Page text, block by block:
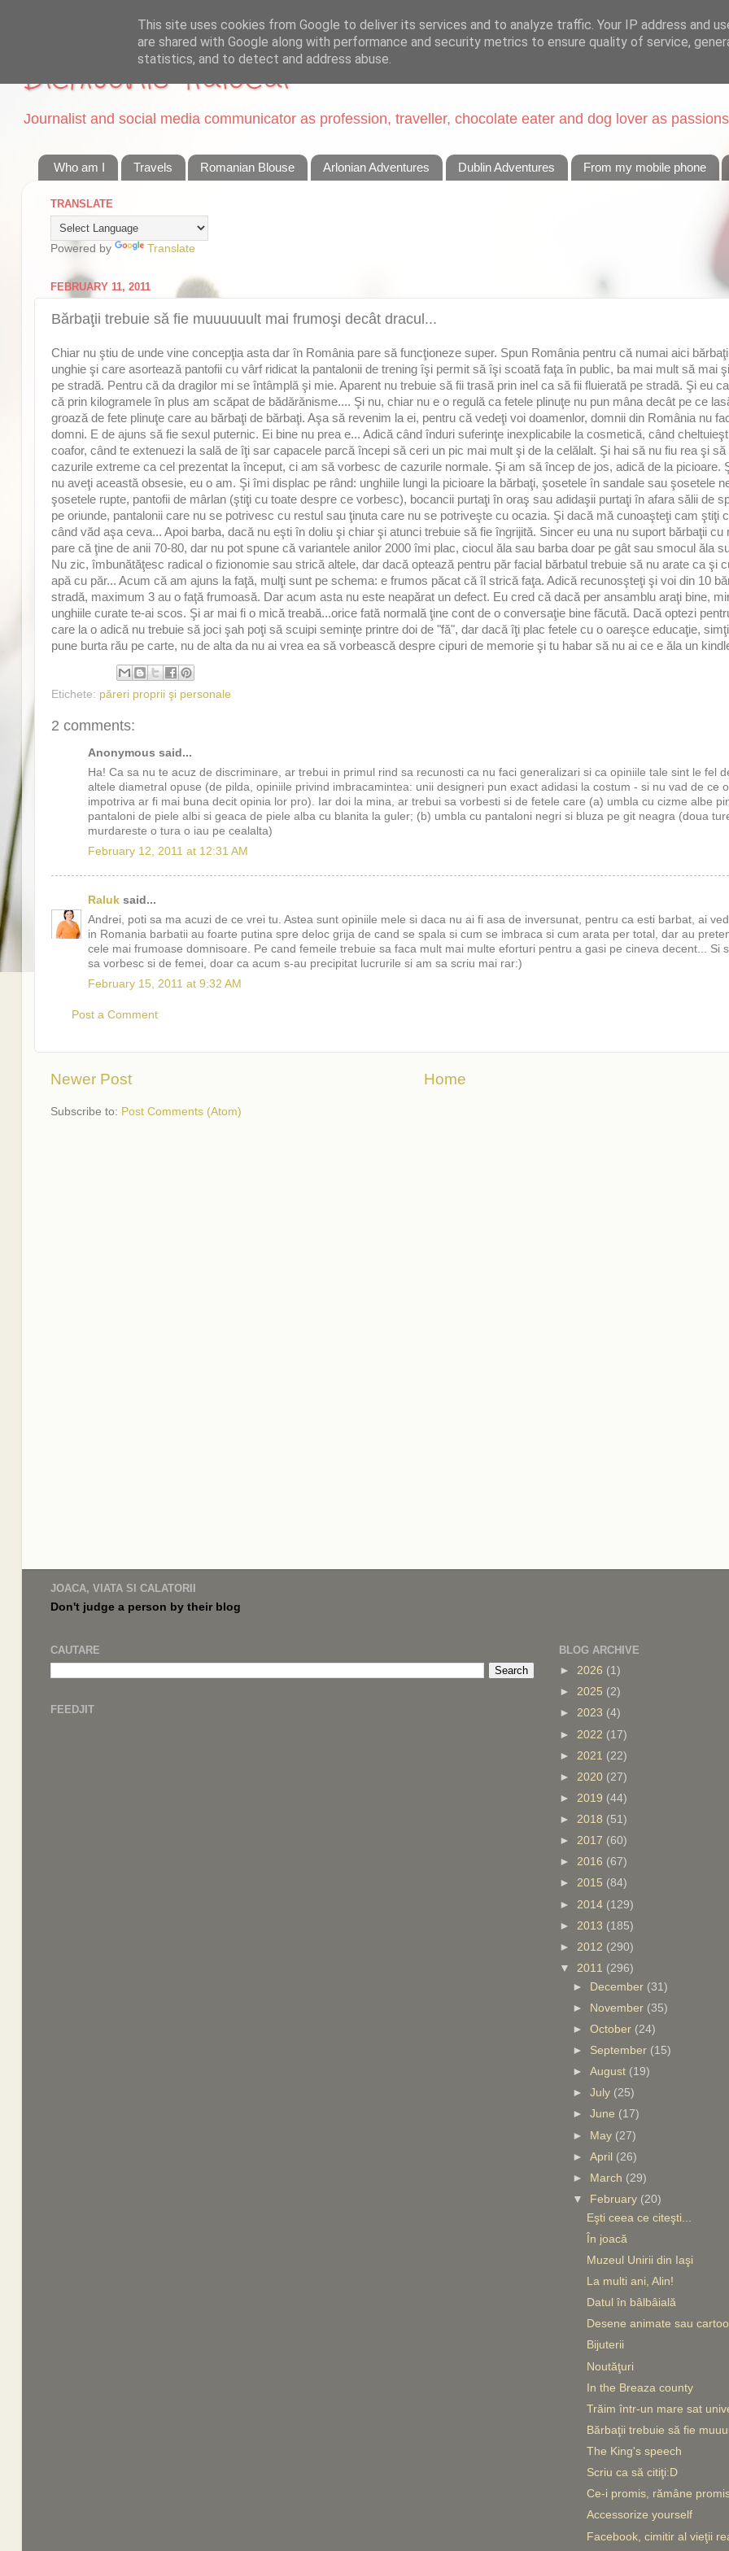
Dichisurile Ralucai
Journalist and social media communicator as profession, traveller, chocolate eater and dog lover as passions
Who am I Travels Romanian Blouse Arlonian Adventures Dublin Adventures From my mobile phone
TRANSLATE
Powered by Translate
FEBRUARY 11, 2011
Bărbaţii trebuie să fie muuuuuult mai frumoşi decât dracul...
Chiar nu ştiu de unde vine concepţia asta dar în România pare să funcţioneze super. Spun România pentru că numai aici
unghie şi care asortează pantofii cu vârf ridicat la pantalonii de trening îşi permit să îşi scoată faţa în public, ba mai mult să mai
pe stradă. Pentru că da dragilor mi se întâmplă şi mie. Aparent nu trebuie să fii trasă prin inel ca să fii fluierată pe stradă. Şi eu
că prin kilogramele în plus am scăpat de bădărănisme.... Şi nu, chiar nu e o regulă ca fetele plinuţe nu pun mâna decât pe ce
groază de fete plinuţe care au bărbaţi de bărbaţi. Aşa să revenim la ei, pentru că vedeţi voi doamenlor, domnii din România nu
domni. E de ajuns să fie sexul puternic. Ei bine nu prea e... Adică când înduri suferinţe inexplicabile la cosmetică, când
coafor, când te extenuezi la sală de îţi sar capacele parcă începi să ceri un pic mai mult şi de la celălalt. Şi hai să nu fiu rea şi
cazurile extreme ca cel prezentat la început, ci am să vorbesc de cazurile normale. Şi am să încep de jos, adică de la picioare.
nu aveţi această obsesie, eu o am. Şi îmi displac pe rând: unghiile lungi la picioare la bărbaţi, şosetele în sandale sau şosetele
şosetele rupte, pantofii de mârlan (ştiţi cu toate despre ce vorbesc), bocancii purtaţi în oraş sau adidaşii purtaţi în afara sălii de
pe oriunde, pantalonii care nu se potrivesc cu restul sau ţinuta care nu se potriveşte cu ocazia. Şi dacă mă cunoaşteţi cam ştiţi
când văd aşa ceva... Apoi barba, dacă nu eşti în doliu şi chiar şi atunci trebuie să fie îngrijită. Sincer eu una nu suport bărbaţii cu
pare că ţine de anii 70-80, dar nu pot spune că variantele anilor 2000 îmi plac, ciocul ăla sau barba doar pe gât sau smocul ăla
Nu zic, îmbunătăţesc radical o fizionomie sau strică altele, dar dacă optează pentru păr facial bărbatul trebuie să nu arate ca şi
apă cu păr... Acum că am ajuns la faţă, mulţi sunt pe schema: e frumos păcat că îl strică faţa. Adică recunosşteţi şi voi din 10
stradă, maximum 3 au o faţă frumoasă. Dar acum asta nu este neapărat un defect. Eu cred că dacă per ansamblu araţi bine,
unghiile curate te-ai scos. Şi ar mai fi o mică treabă...orice fată normală ţine cont de o conversaţie bine făcută. Dacă optezi
care la o adică nu trebuie să joci şah poţi să scuipi seminţe printre doi de "fă", dar dacă îţi plac fetele cu o oareşce educaţie,
pune burta rău pe carte, nu de alta da nu ai vrea ea să vorbească despre cipuri de memorie şi tu habar să nu ai ce e ăla un
Etichete: păreri proprii şi personale
2 comments:
Anonymous said...
Ha! Ca sa nu te acuz de discriminare, ar trebui in primul rind sa recunosti ca nu faci generalizari si ca opiniile tale sint le fel
altele diametral opuse (de pilda, opiniile privind imbracamintea: unii designeri pun exact adidasi la costum - si nu vad de ce
impotriva ar fi mai buna decit opinia lor pro). Iar doi la mina, ar trebui sa vorbesti si de fetele care (a) umbla cu cizme albe
pantaloni de piele albi si geaca de piele alba cu blanita la guler; (b) umbla cu pantaloni negri si bluza pe git neagra (doua
murdareste o tura o iau pe cealalta)
February 12, 2011 at 12:31 AM
Raluk said...
Andrei, poti sa ma acuzi de ce vrei tu. Astea sunt opiniile mele si daca nu ai fi asa de inversunat, pentru ca esti barbat, ai
in Romania barbatii au foarte putina spre deloc grija de cand se spala si cum se imbraca si cum arata per total, dar au
cele mai frumoase domnisoare. Pe cand femeile trebuie sa faca mult mai multe eforturi pentru a gasi pe cineva decent... Si
sa vorbesc si de femei, doar ca acum s-au precipitat lucrurile si am sa scriu mai rar:)
February 15, 2011 at 9:32 AM
Post a Comment
Newer Post Home
Subscribe to: Post Comments (Atom)
JOACA, VIATA SI CALATORII
Don't judge a person by their blog
CAUTARE
FEEDJIT
BLOG ARCHIVE
► 2026 (1)
► 2025 (2)
► 2023 (4)
► 2022 (17)
► 2021 (22)
► 2020 (27)
► 2019 (44)
► 2018 (51)
► 2017 (60)
► 2016 (67)
► 2015 (84)
► 2014 (129)
► 2013 (185)
► 2012 (290)
▼ 2011 (296)
► December (31)
►
November (35)
►October (24)
► September (15)
►August (19)
►July (25)
►June (17)
► May (27)
►April (26)
►
March (29)
▼
February (20)
Eşti ceea ce citeşti...
În joacă
Muzeul Unirii din Iaşi
La multi ani, Alin!
Datul în bâlbâială
Desene animate sau
Bijuterii
Noutăţuri
In the Breaza county
Trăim într-un mare sat
Bărbaţii trebuie să fie
The King's speech
Scriu ca să citiţi:D
Ce-i promis, rămâne
Accessorize yourself
Facebook, cimitir al vieţii
This site uses cookies from Google to deliver its services and to analyze traffic. Your IP address and
are shared with Google along with performance and security metrics to ensure quality of service,
statistics, and to detect and address abuse.